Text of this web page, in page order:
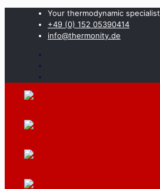
Your thermodynamic specialist
+49 (0) 152 05390414
info@thermonity.de